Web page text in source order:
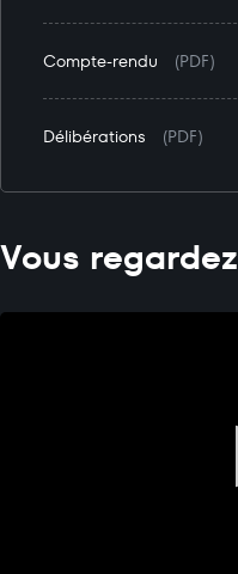
Compte-rendu (PDF)
Délibérations (PDF)
Vous regardez